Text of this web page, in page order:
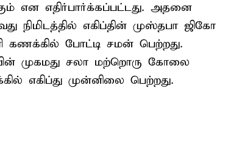
என எதிர்பார்க்கப்பட்டது. அதனை
நிமிடத்தில் எகிப்தின் முஸ்தபா ஜிகோ
போட்டி சமன் பெற்றது.
முகமது சலா மற்றொரு கோலை
எகிப்து முன்னிலை பெற்றது.